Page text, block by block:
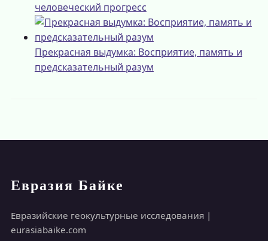
человеческий прогресс
Прекрасная выдумка: Восприятие, память и
предсказательный разум
Евразия Байке
Евразийские геокультурные исследования |
eurasiabaike.com